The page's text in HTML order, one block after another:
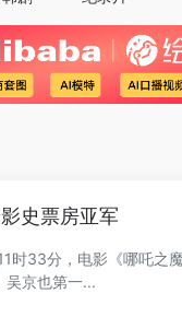
史票房亚军
时33分，电影《哪吒之
吴京也第一...